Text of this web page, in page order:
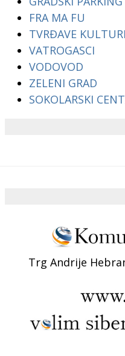
FRA MA FU
TVRĐAVE
VATROGASCI
VODOVOD
ZELENI GRAD
SOKOLARSKI
Trg Andrije